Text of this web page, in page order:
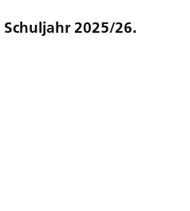
Schuljahr 2025/26.